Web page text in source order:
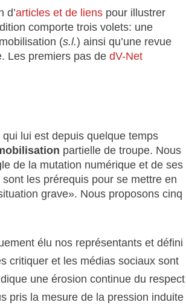
d’articles et de liens pour illustrer
comporte trois volets: une
(s.l.) ainsi qu’une revue
Les premiers pas de dV-Net
lui est depuis quelque temps
partielle de troupe. Nous
de la mutation numérique et de ses
les prérequis pour se mettre en
grave». Nous proposons cinq
élu nos représentants et défini
critiquer et les médias sociaux sont
une érosion continue du respect
pris la mesure de la pression induite